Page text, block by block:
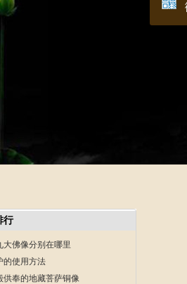
行
大佛像分别在哪里
的使用方法
供奉的地藏菩萨铜像